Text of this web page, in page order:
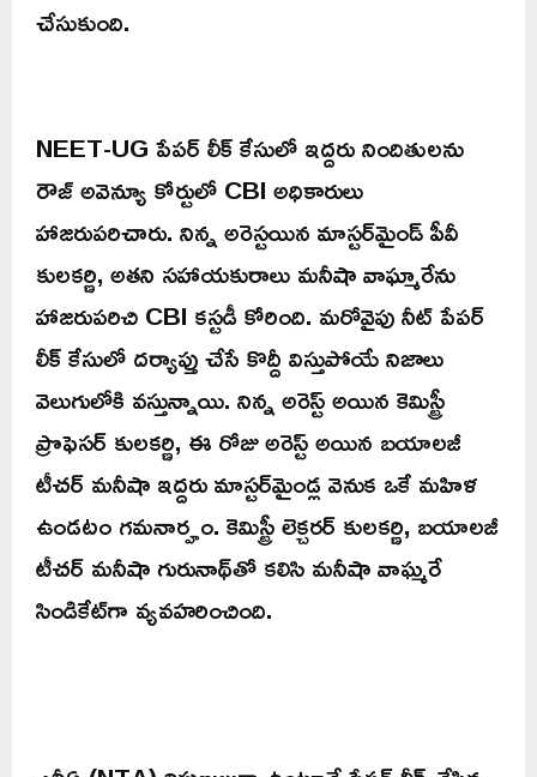
చేసుకుంది.
NEET-UG పేపర్ లీక్ కేసులో ఇద్దరు నిందితులను
రౌజ్ అవెన్యూ కోర్టులో CBI అధికారులు
హాజరుపరిచారు. నిన్న అరెస్టయిన మాస్టర్‌మైండ్ పీవీ
కులకర్ణి, అతని సహాయకురాలు మనీషా వాఘ్మారేను
హాజరుపరిచి CBI కస్టడీ కోరింది. మరోవైపు నీట్ పేపర్
లీక్ కేసులో దర్యాప్తు చేసే కొద్దీ విస్తుపోయే నిజాలు
వెలుగులోకి వస్తున్నాయి. నిన్న అరెస్ట్‌ అయిన కెమిస్ట్రీ
ప్రొఫెసర్‌ కులకర్ణి, ఈ రోజు అరెస్ట్‌ అయిన బయాలజీ
టీచర్‌ మనీషా ఇద్దరు మాస్టర్‌మైండ్ల వెనుక ఒకే మహిళ
ఉండటం గమనార్హం. కెమిస్ట్రీ లెక్చరర్ కులకర్ణి, బయాలజీ
టీచర్ మనీషా గురునాథ్‌తో కలిసి మనీషా వాఘ్మరే
సిండికేట్‌గా వ్యవహరించింది.